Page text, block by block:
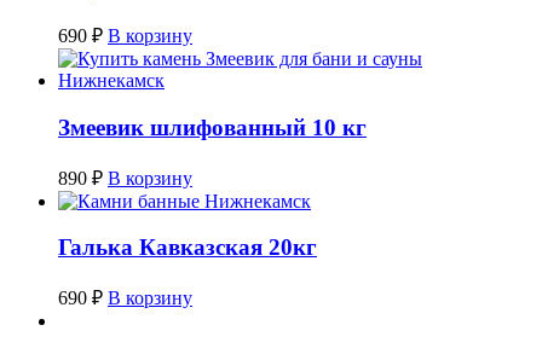
690 ₽ В корзину
Змеевик шлифованный 10 кг
890 ₽ В корзину
Галька Кавказская 20кг
690 ₽ В корзину